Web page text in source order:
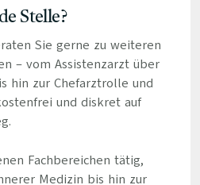
Stelle?
Sie gerne zu weiteren
– vom Assistenzarzt über
hin zur Chefarztrolle und
und diskret auf
Fachbereichen tätig,
Medizin bis hin zur